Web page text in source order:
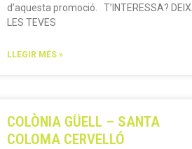
d’aquesta promoció. T’INTERESSA?
LES TEVES
LLEGIR MÉS »
COLÒNIA GÜELL – SANTA
COLOMA CERVELLÓ